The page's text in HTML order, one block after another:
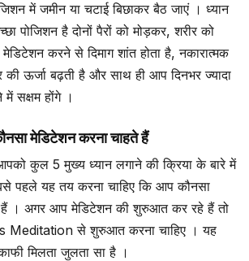
में जमीन या चटाई बिछाकर बैठ जाएं । ध्यान
पोजिशन है दोनों पैरों को मोड़कर, शरीर को
करने से दिमाग शांत होता है, नकारात्मक
की ऊर्जा बढ़ती है और साथ ही आप दिनभर ज्यादा
में सक्षम होंगे ।
मेडिटेशन करना चाहते हैं
कुल 5 मुख्य ध्यान लगाने की क्रिया के बारे में
पहले यह तय करना चाहिए कि आप कौनसा
हैं । अगर आप मेडिटेशन की शुरुआत कर रहे हैं तो
Meditation से शुरुआत करना चाहिए । यह
मिलता जुलता सा है ।